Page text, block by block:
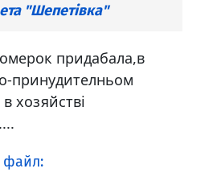
"Шепетівка"
придабала,в
принудителньом
хозяйстві